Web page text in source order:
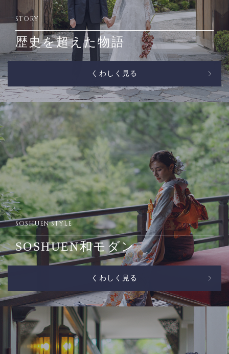
STORY
歴史を超えた物語
くわしく見る
SOSHUEN STYLE
SOSHUEN和モダン
くわしく見る